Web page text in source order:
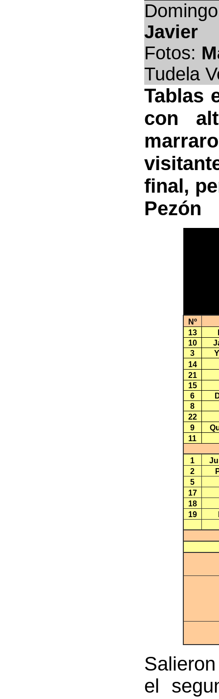
Javier
Fotos:
Tudela
Tablas
con
final,
Pezón
Nº
13
10
3
14
21
15
6
8
22
9
11
1
2
5
17
18
19
el